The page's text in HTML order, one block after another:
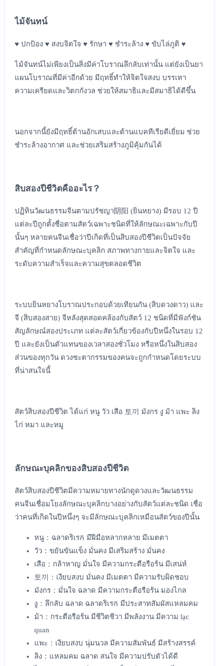
ไม้จันทน์
♥ ปกป้อง ♥ สงบจิตใจ ♥ รักษา ♥ ชำระล้าง ♥ ขับไล่ภูติ ♥
ไม้จันทน์ไม่เพียงเป็นสิ่งมีค่าโบราณลึกลับเท่านั้น แต่ยังเป็นยา
แผนโบราณที่มีค่าอีกด้วย มีฤทธิ์ทำให้จิตใจสงบ บรรเทา
ความเครียดและวิตกกังวล ช่วยให้สมาธิและมีสมาธิได้ดีขึ้น
นอกจากนี้ยังมีฤทธิ์ต้านอักเสบและต้านแบคทีเรียดีเยี่ยม ช่วย
ชำระล้างอากาศ และช่วยเสริมสร้างภูมิคุ้มกันได้
สิบสองปีชีวิตคืออะไร？
ปฏิทินวัฒนธรรมจีนตามปรัชญา阴阳 (ยินหยาง) มีรอบ 12 ปี
แต่ละปีถูกตั้งชื่อตามสัตว์เฉพาะชนิดที่ให้ลักษณะเฉพาะกับปี
นั้นๆ หลายคนจีนเชื่อว่าปีเกิดที่เป็นสิบสองปีชีวิตเป็นปัจจัย
สำคัญที่กำหนดลักษณะบุคลิก สภาพทางกายและจิตใจ และ
ระดับความสำเร็จและความสุขตลอดชีวิต
ระบบยินหยางโบราณประกอบด้วยเทียนกัน (สิบดวงดาว) และ
จี (สิบสองสาย) จีหลังสุดสอดคล้องกับสัตว์ 12 ชนิดที่มีฟังก์ชัน
สัญลักษณ์สองประเภท แต่ละสัตว์เกี่ยวข้องกับปีหนึ่งในรอบ 12
ปี และยังเป็นตัวแทนของเวลาสองชั่วโมง หรือหนึ่งในสิบสอง
ส่วนของทุกวัน ดวงชะตากรรมของคนจะถูกกำหนดโดยระบบ
ที่น่าสนใจนี้
สัตว์สิบสองปีชีวิต ได้แก่ หนู วัว เสือ 토끼 มังกร งู ม้า แพะ ลิง
ไก่ หมา และหมู
ลักษณะบุคลิกของสิบสองปีชีวิต
สัตว์สิบสองปีชีวิตมีความหมายทางนักดูดวงและวัฒนธรรม
คนจีนเชื่อมโยงลักษณะบุคลิกบางอย่างกับสัตว์แต่ละชนิด เชื่อ
ว่าคนที่เกิดในปีหนึ่งๆ จะมีลักษณะบุคลิกเหมือนสัตว์ของปีนั้น
หนู：ฉลาดริเรក มีฝีมือหลากหลาย มีเมตตา
วัว：ขยันขันแข็ง มั่นคง มีเสริมสร้าง มั่นคง
เสือ：กล้าหาญ มั่นใจ มีความกระตือรือร้น มีเสน่ห์
토끼：เงียบสงบ มั่นคง มีเมตตา มีความรับผิดชอบ
มังกร：มั่นใจ ฉลาด มีความกระตือรือร้น มองไกล
งู：ลึกลับ ฉลาด ฉลาดริเรក มีประสาทสัมผัสแหลมคม
ม้า：กระตือรือร้น มีชีวิตชีวา มีพลังงาน มีความ lạc
quan
แพะ：เงียบสงบ นุ่มนวล มีความสัมพันธ์ มีสร้างสรรค์
ลิง：แหลมคม ฉลาด สนใจ มีความปรับตัวได้ดี